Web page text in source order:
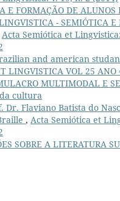
E FORMAÇÃO DE ALUNOS
- SEMIÓTICA E
Acta Semiótica et
and american
LINGVISTICA VOL 25 ANO
MULTIMODAL E
cultura
Dr. Flaviano Batista do
, Acta Semiótica et
SOBRE A LITERATURA